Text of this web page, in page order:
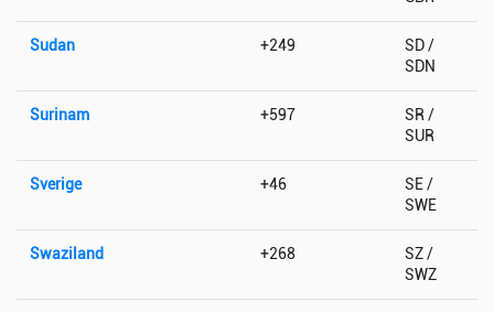
Sudan +249
SD /
SDN
Surinam +597
SR /
SUR
Sverige +46
SE /
SWE
Swaziland +268
SZ /
SWZ